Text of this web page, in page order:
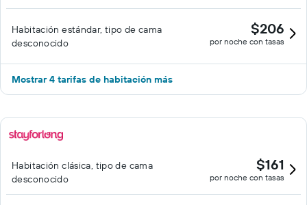
Habitación estándar, tipo de cama
desconocido
$206
por noche con tasas
Mostrar 4 tarifas de habitación más
Habitación clásica, tipo de cama
desconocido
$161
por noche con tasas